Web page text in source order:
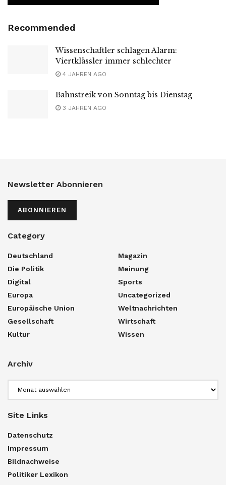
Recommended
Wissenschaftler schlagen Alarm:
Viertklässler immer schlechter
4 JAHREN AGO
Bahnstreik von Sonntag bis Dienstag
3 JAHREN AGO
Newsletter Abonnieren
ABONNIEREN
Category
Deutschland
Die Politik
Digital
Europa
Europäische Union
Gesellschaft
Kultur
Magazin
Meinung
Sports
Uncategorized
Weltnachrichten
Wirtschaft
Wissen
Archiv
Site Links
Datenschutz
Impressum
Bildnachweise
Politiker Lexikon